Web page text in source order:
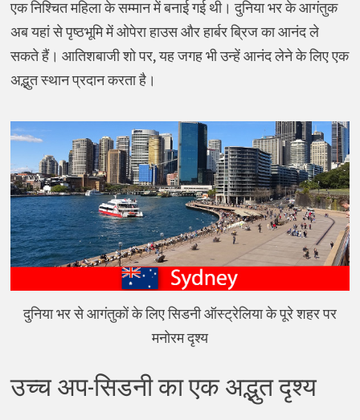
एक निश्चित महिला के सम्मान में बनाई गई थी। दुनिया भर के आगंतुक
अब यहां से पृष्ठभूमि में ओपेरा हाउस और हार्बर ब्रिज का आनंद ले
सकते हैं। आतिशबाजी शो पर, यह जगह भी उन्हें आनंद लेने के लिए एक
अद्भुत स्थान प्रदान करता है।
दुनिया भर से आगंतुकों के लिए सिडनी ऑस्ट्रेलिया के पूरे शहर पर
मनोरम दृश्य
उच्च अप-सिडनी का एक अद्भुत दृश्य